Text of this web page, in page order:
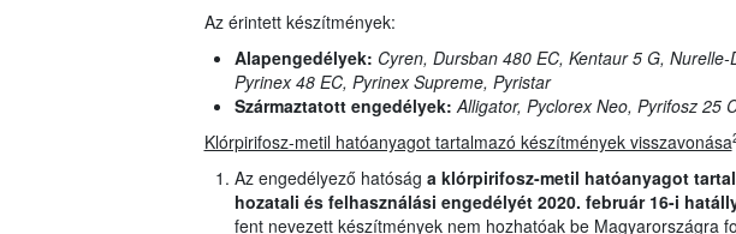
Az érintett készítmények:
Alapengedélyek: Cyren, Dursban 480 EC, Kentaur 5 G,
Pyrinex 48 EC, Pyrinex Supreme, Pyristar
Származtatott engedélyek:Alligator, Pyclorex Neo, Pyrifosz 25
Klórpirifosz-metil hatóanyagot tartalmazó készítmények visszavonása
Az engedélyező hatóság a klórpirifosz-metil hatóanyagot
hozatali és felhasználási engedélyét 2020. február 16-i
fent nevezett készítmények nem hozhatóak be Magyarországra